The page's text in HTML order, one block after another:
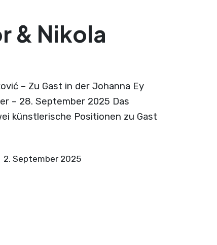
& Nikola
– Zu Gast in der Johanna Ey
– 28. September 2025 Das
künstlerische Positionen zu Gast
2. September 2025